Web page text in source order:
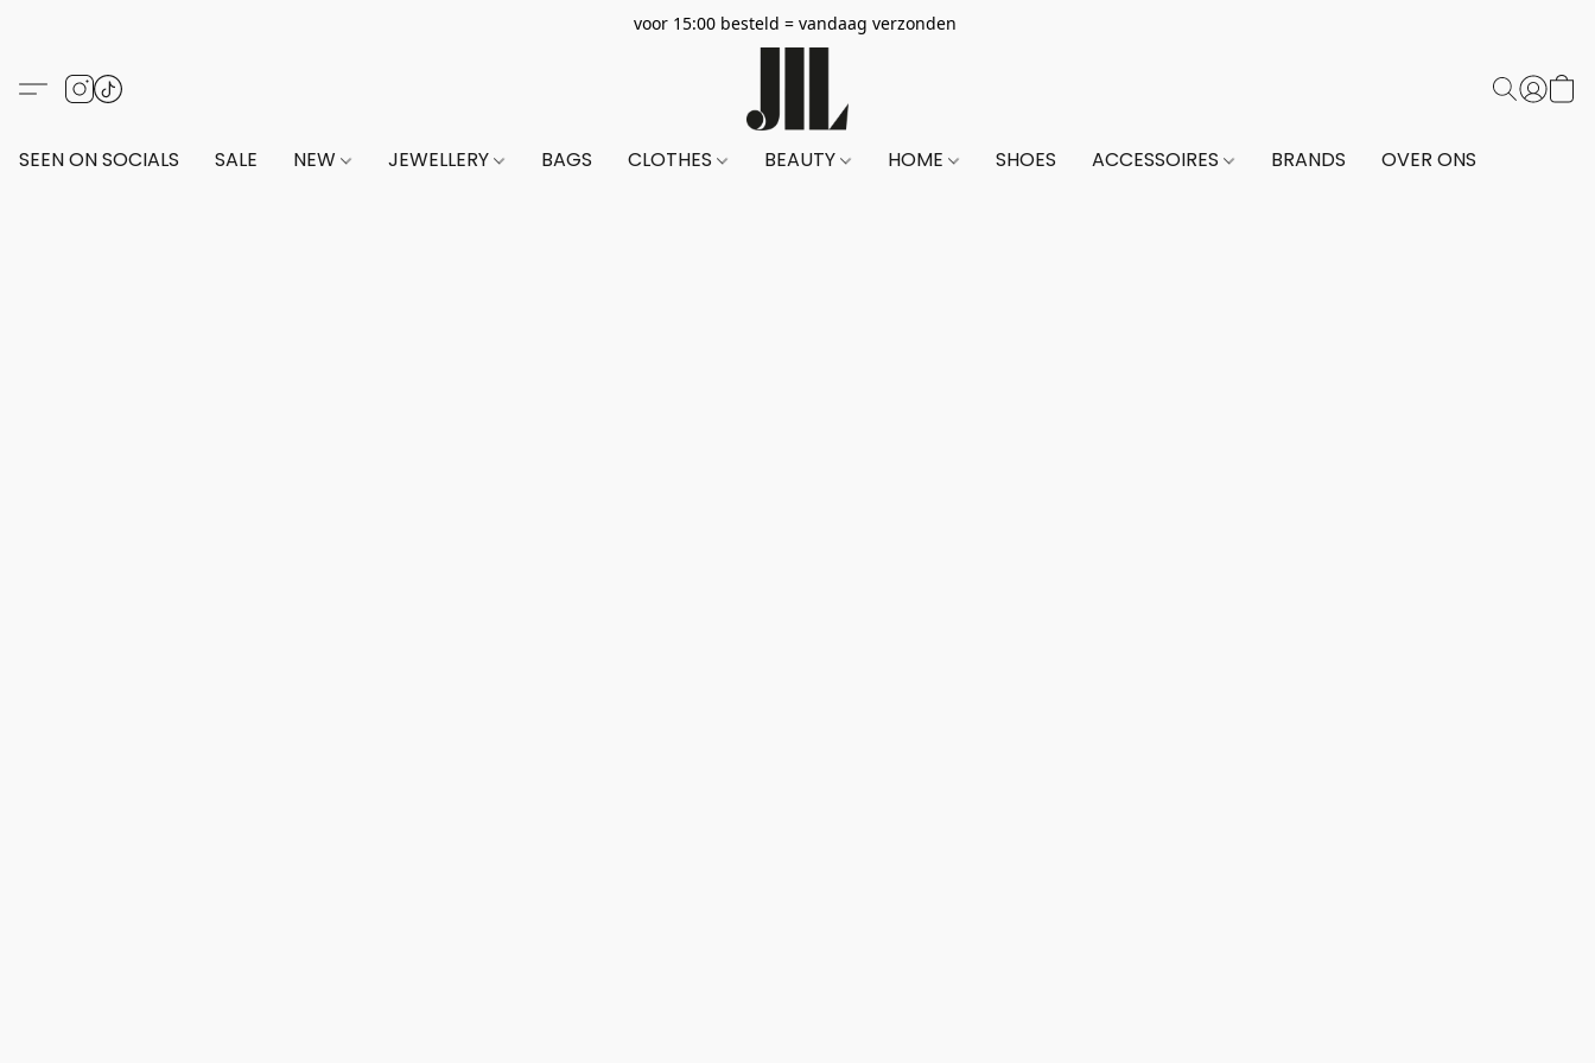
voor 15:00 besteld = vandaag verzonden
SEEN ON SOCIALS SALE NEW JEWELLERY BAGS CLOTHES BEAUTY HOME SHOES ACCESSOIRES BRANDS OVER ONS